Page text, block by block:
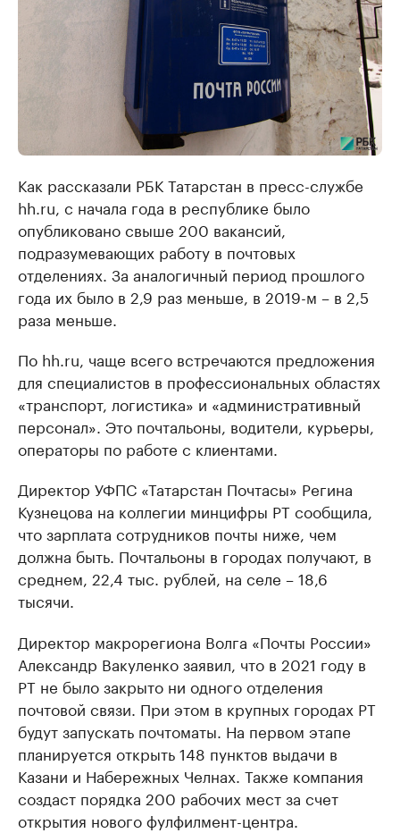
Как рассказали РБК Татарстан в пресс-службе
hh.ru, с начала года в республике было
опубликовано свыше 200 вакансий,
подразумевающих работу в почтовых
отделениях. За аналогичный период прошлого
года их было в 2,9 раз меньше, в 2019-м – в 2,5
раза меньше.
По hh.ru, чаще всего встречаются предложения
для специалистов в профессиональных областях
«транспорт, логистика» и «административный
персонал». Это почтальоны, водители, курьеры,
операторы по работе с клиентами.
Директор УФПС «Татарстан Почтасы» Регина
Кузнецова на коллегии минцифры РТ сообщила,
что зарплата сотрудников почты ниже, чем
должна быть. Почтальоны в городах получают, в
среднем, 22,4 тыс. рублей, на селе – 18,6
тысячи.
Директор макрорегиона Волга «Почты России»
Александр Вакуленко заявил, что в 2021 году в
РТ не было закрыто ни одного отделения
почтовой связи. При этом в крупных городах РТ
будут запускать почтоматы. На первом этапе
планируется открыть 148 пунктов выдачи в
Казани и Набережных Челнах. Также компания
создаст порядка 200 рабочих мест за счет
открытия нового фулфилмент-центра.